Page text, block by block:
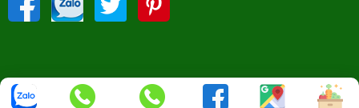
Tất cả bản quyền thuộc về nongsandungha.com. - All right reserved